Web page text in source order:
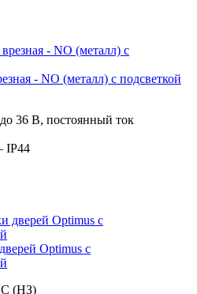
- NO (металл) с подсветкой
36 В, постоянный ток
IP44
Optimus с
(НЗ)